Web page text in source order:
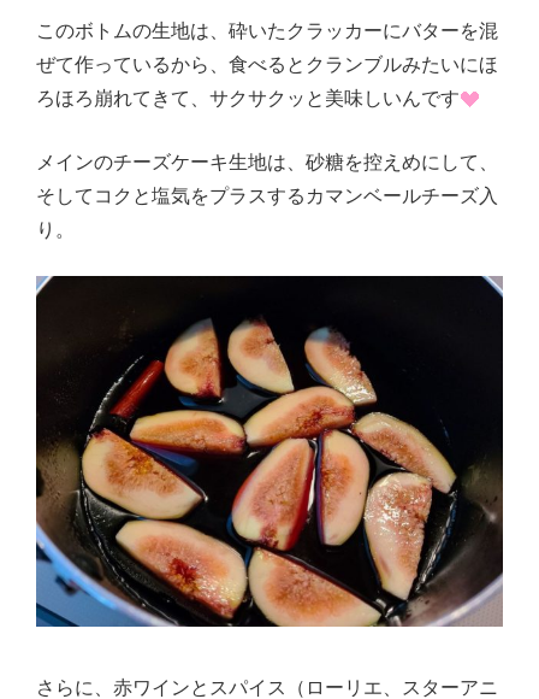
このボトムの生地は、砕いたクラッカーにバターを混
ぜて作っているから、食べるとクランブルみたいにほ
ろほろ崩れてきて、サクサクッと美味しいんです
メインのチーズケーキ生地は、砂糖を控えめにして、
そしてコクと塩気をプラスするカマンベールチーズ入
り。
さらに、赤ワインとスパイス（ローリエ、スターアニ